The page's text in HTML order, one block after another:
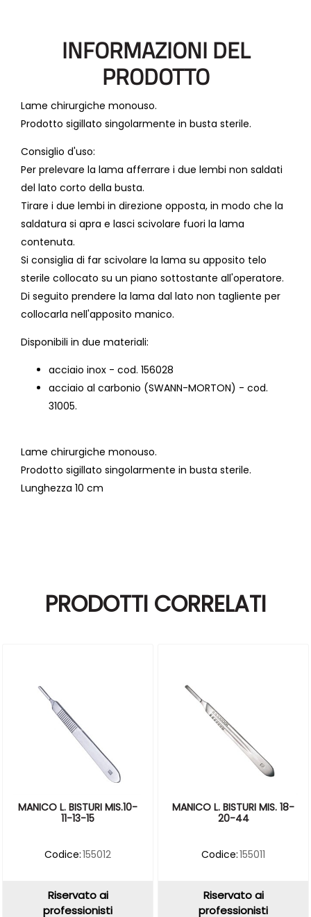
INFORMAZIONI DEL
PRODOTTO
Lame chirurgiche monouso.
Prodotto sigillato singolarmente in busta sterile.
Consiglio d'uso:
Per prelevare la lama afferrare i due lembi non saldati
del lato corto della busta.
Tirare i due lembi in direzione opposta, in modo che la
saldatura si apra e lasci scivolare fuori la lama
contenuta.
Si consiglia di far scivolare la lama su apposito telo
sterile collocato su un piano sottostante all'operatore.
Di seguito prendere la lama dal lato non tagliente per
collocarla nell'apposito manico.
Disponibili in due materiali:
acciaio inox - cod. 156028
acciaio al carbonio (SWANN-MORTON) - cod.
31005.
Lame chirurgiche monouso.
Prodotto sigillato singolarmente in busta sterile.
Lunghezza 10 cm
PRODOTTI CORRELATI
MANICO L. BISTURI MIS.10-
11-13-15
Codice:155012
Riservato ai
professionisti
MANICO L. BISTURI MIS. 18-
20-44
Codice:155011
Riservato ai
professionisti